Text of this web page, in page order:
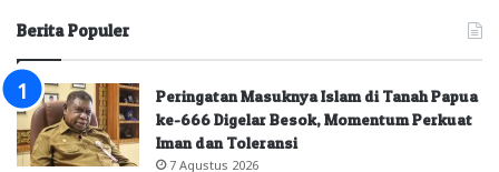
Berita Populer
Peringatan Masuknya Islam di Tanah Papua
ke-666 Digelar Besok, Momentum Perkuat
Iman dan Toleransi
7 Agustus 2026